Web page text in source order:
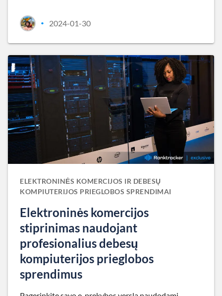
• 2024-01-30
ELEKTRONINĖS KOMERCIJOS IR DEBESŲ
KOMPIUTERIJOS PRIEGLOBOS SPRENDIMAI
Elektroninės komercijos
stiprinimas naudojant
profesionalius debesų
kompiuterijos prieglobos
sprendimus